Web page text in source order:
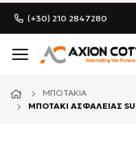
(+30) 210 2847280
ΜΠΟΤΆΚΙΑ
ΜΠΟΤΑΚΙ ΑΣΦΑΛΕΙΑΣ